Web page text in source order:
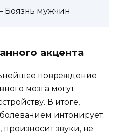
мужчин
акцента
повреждение
мозга могут
В итоге,
интонирует
произносит звуки, не